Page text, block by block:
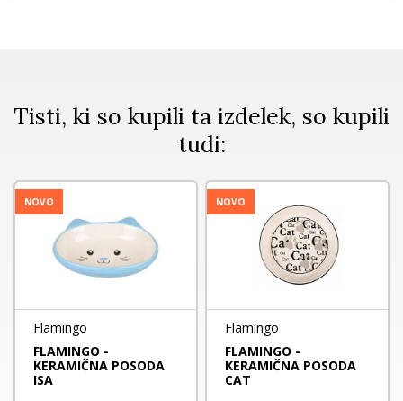
Tisti, ki so kupili ta izdelek, so kupili
tudi:
NOVO
Flamingo
FLAMINGO -
KERAMIČNA POSODA
ISA
NOVO
Flamingo
FLAMINGO -
KERAMIČNA POSODA
CAT